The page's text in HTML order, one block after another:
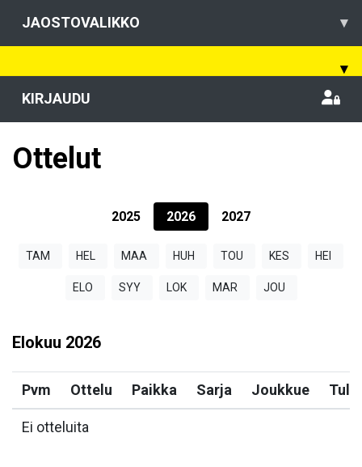
JAOSTOVALIKKO ▾
▾
KIRJAUDU
Ottelut
2025 2026 2027
TAM HEL MAA HUH TOU KES HEI
ELO SYY LOK MAR JOU
Elokuu 2026
Pvm Ottelu Paikka Sarja Joukkue
Ei otteluita